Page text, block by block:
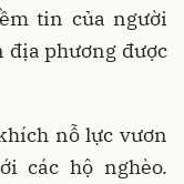
tin của người
địa phương được
nỗ lực vươn
các hộ nghèo.